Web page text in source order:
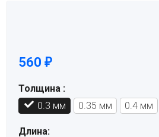
560 ₽
Толщина :
0.3 мм
0.35 мм 0.4 мм
Длина: